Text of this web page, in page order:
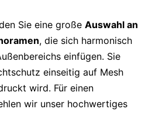
Sie eine große Auswahl an
, die sich harmonisch
einfügen. Sie
einseitig auf Mesh
wird. Für einen
wir unser hochwertiges